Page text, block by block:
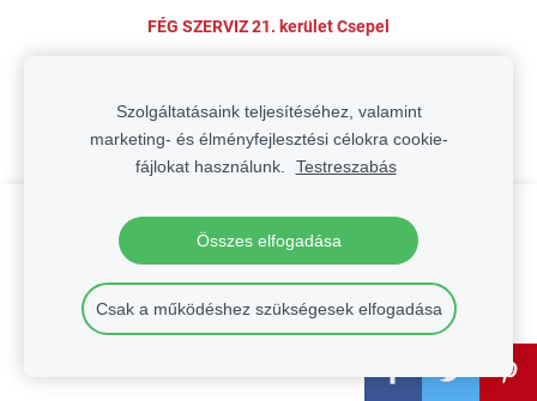
FÉG SZERVIZ 21. kerület Csepel
FÉG SZERVIZ 23. kerület Soroksár
FÉG SZERVIZ 3. kerület Óbuda -
Békásmegyer
FÉG SZERVIZ 4. kerület Újpest
Hozzon létre weboldalt vagy webáruházat a
Mozello segítségével.
Gyorsan, egyszerűen, programozás nélkül.
Szolgáltatásaink teljesítéséhez, valamint
marketing- és élményfejlesztési célokra cookie-
fájlokat használunk.
Testreszabás
Összes elfogadása
Csak a működéshez szükségesek elfogadása